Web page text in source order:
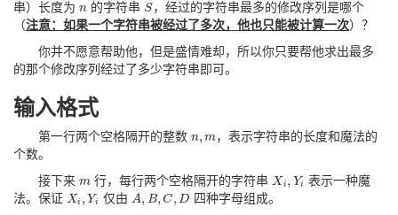
串）长度为 n
n 的字符串S
S，经过的字符串最多的修改序列是哪个
（注意：如果一个字符串被经过了多次，他也只能被计算一次）？
你并不愿意帮助他，但是盛情难却，所以你只要帮他求出最多
的那个修改序列经过了多少字符串即可。
输入格式
第一行两个空格隔开的整数 n, m
n,m ，表示字符串的长度和魔法的
个数。
接下来 m
m 行，每行两个空格隔开的字符串X i , Yi
Xi,Yi
表示一种魔
法。保证 Xi , Yi
Xi, Yi 仅由A, B, C, D
A, B,C,D 四种字母组成。